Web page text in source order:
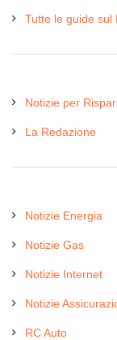
Tutte le guide sul
Notizie per
La Redazione
Notizie Energia
Notizie Gas
Notizie Internet
Notizie
RC Auto